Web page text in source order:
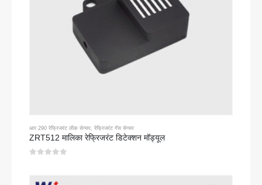
आर 290 रेफ्रिजरंट लीक सेन्सर रेफ्रिजरंट गॅस सेन्सर
ZRT512 मालिका रेफ्रिजरंट डिटेक्शन मॉड्यूल